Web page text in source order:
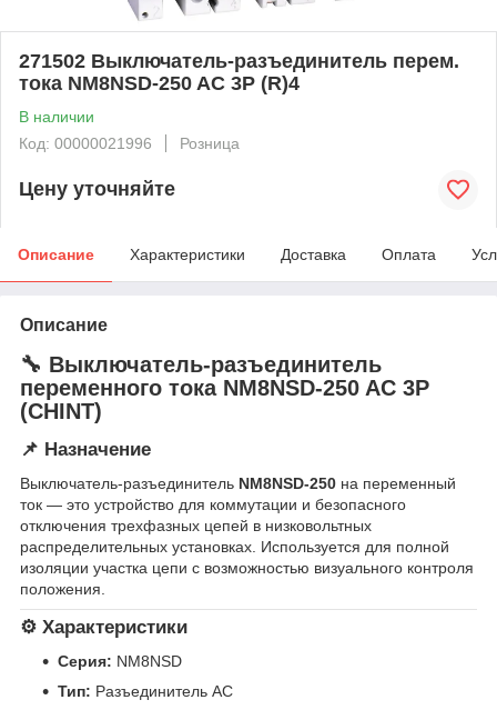
271502 Выключатель-разъединитель перем.
тока NM8NSD-250 AC 3P (R)4
В наличии
Код: 00000021996
Розница
Цену уточняйте
Описание Характеристики Доставка Оплата
Описание
🔧 Выключатель-разъединитель
переменного тока NM8NSD‑250 AC 3P
(CHINT)
📌 Назначение
Выключатель-разъединитель NM8NSD-250 на переменный
ток — это устройство для коммутации и безопасного
отключения трехфазных цепей в низковольтных
распределительных установках. Используется для полной
изоляции участка цепи с возможностью визуального контроля
положения.
⚙️ Характеристики
Серия: NM8NSD
Тип: Разъединитель AC